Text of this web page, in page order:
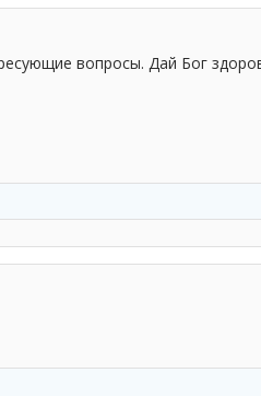
вопросы. Дай Бог